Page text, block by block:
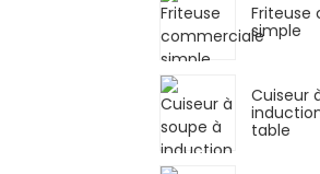
Friteuse
simple
Cuiseur
table